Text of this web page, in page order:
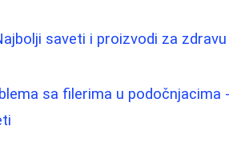
saveti i proizvodi za zdravu
sa filerima u podočnjacima -